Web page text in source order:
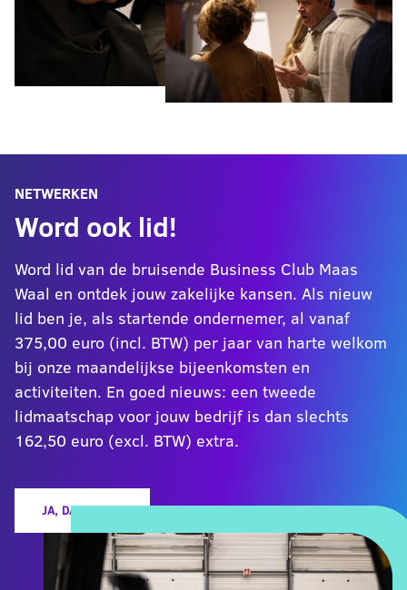
NETWERKEN
Word ook lid!
Word lid van de bruisende Business Club Maas
Waal en ontdek jouw zakelijke kansen. Als nieuw
lid ben je, als startende ondernemer, al vanaf
375,00 euro (incl. BTW) per jaar van harte welkom
bij onze maandelijkse bijeenkomsten en
activiteiten. En goed nieuws: een tweede
lidmaatschap voor jouw bedrijf is dan slechts
162,50 euro (excl. BTW) extra.
JA, DAT WIL IK